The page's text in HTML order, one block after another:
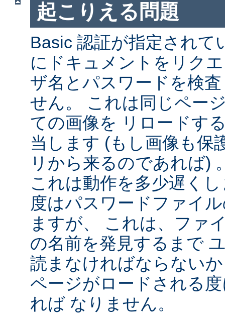
起こりえる問題
Basic 認証が指定されて
にドキュメントをリク
ザ名とパスワードを検
せん。 これは同じペー
ての画像を リロードす
当します (もし画像も保
リから来るのであれば)
これは動作を多少遅く
度はパスワードファイ
ますが、 これは、ファ
の名前を発見するまで
読まなければならない
ページがロードされる
れば なりません。